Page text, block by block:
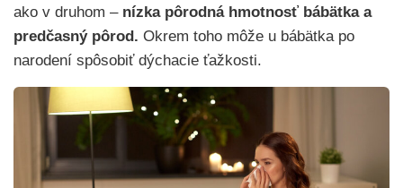
ako v druhom –nízka pôrodná hmotnosť bábätka a
predčasný pôrod. Okrem toho môže u bábätka po
narodení spôsobiť dýchacie ťažkosti.